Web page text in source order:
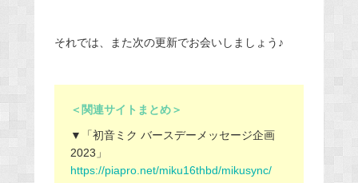
それでは、また次の更新でお会いしましょう♪
＜関連サイトまとめ＞
▼「初音ミク バースデーメッセージ企画
2023」
https://piapro.net/miku16thbd/mikusync/